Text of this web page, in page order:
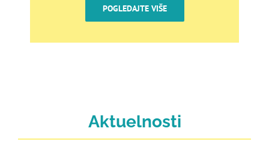
POGLEDAJTE VIŠE
Aktuelnosti